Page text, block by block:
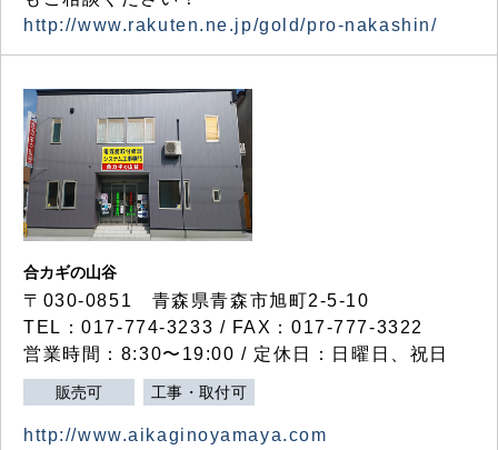
http://www.rakuten.ne.jp/gold/pro-nakashin/
合カギの山谷
〒030-0851 青森県青森市旭町2-5-10
TEL：017-774-3233 / FAX：017-777-3322
営業時間：8:30〜19:00 / 定休日：日曜日、祝日
販売可 工事・取付可
http://www.aikaginoyamaya.com